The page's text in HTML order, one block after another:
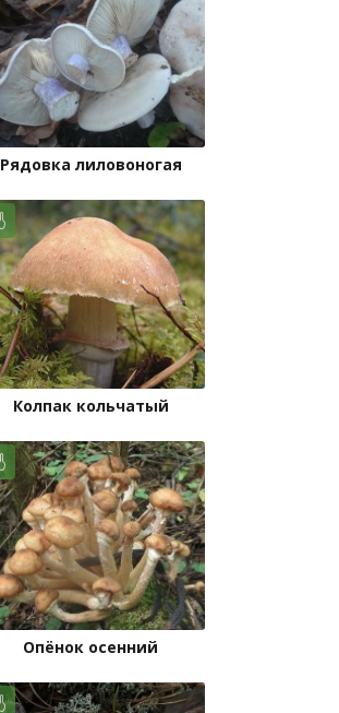
Рядовка лиловоногая
Колпак кольчатый
Опёнок осенний